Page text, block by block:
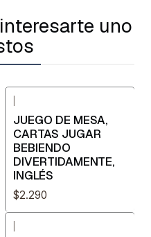
uno
JUEGO DE MESA,
CARTAS JUGAR
BEBIENDO
DIVERTIDAMENTE,
INGLÉS
$2.290